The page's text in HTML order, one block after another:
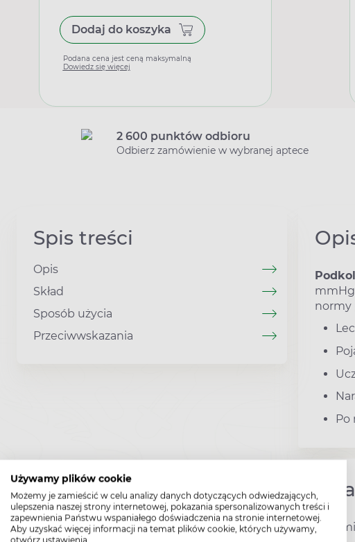
Używamy plików cookie
Możemy je zamieścić w celu analizy danych dotyczących odwiedzających,
ulepszenia naszej strony internetowej, pokazania spersonalizowanych treści i
zapewnienia Państwu wspaniałego doświadczenia na stronie internetowej.
Aby uzyskać więcej informacji na temat plików cookie, których używamy,
otwórz ustawienia.
Dodaj do koszyka
Podana cena jest ceną maksymalną
Dowiedz się więcej
2 600 punktów odbioru
Odbierz zamówienie w wybranej aptece
Spis treści
Opis
Skład
Sposób użycia
Przeciwwskazania
normy
Po